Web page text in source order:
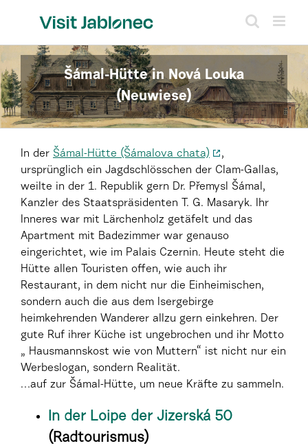
Šámal-Hütte in Nová Louka
(Neuwiese)
In der Šámal-Hütte (Šámalova chata)
,
ursprünglich ein Jagdschlösschen der Clam-Gallas,
weilte in der 1. Republik gern Dr. Přemysl Šámal,
Kanzler des Staatspräsidenten T. G. Masaryk. Ihr
Inneres war mit Lärchenholz getäfelt und das
Apartment mit Badezimmer war genauso
eingerichtet, wie im Palais Czernin. Heute steht die
Hütte allen Touristen offen, wie auch ihr
Restaurant, in dem nicht nur die Einheimischen,
sondern auch die aus dem Isergebirge
heimkehrenden Wanderer allzu gern einkehren. Der
gute Ruf ihrer Küche ist ungebrochen und ihr Motto
„ Hausmannskost wie von Muttern“ ist nicht nur ein
Werbeslogan, sondern Realität.
…auf zur Šámal-Hütte, um neue Kräfte zu sammeln.
In der Loipe der Jizerská 50
(Radtourismus)